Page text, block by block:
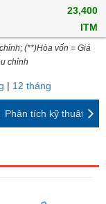
23,400
ITM
(**)Hòa vốn = Giá
chỉnh
| 12 tháng
Phân tích kỹ thuật